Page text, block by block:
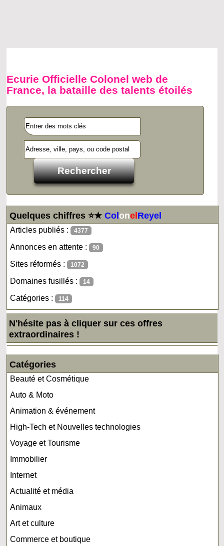
Ecurie Officielle Colonel web de
France, la bataille des talents étoilés
Quelques chiffres ⭐★ColonelReyel
Articles publiés : 4377
Annonces en attente : 90
Sites réformés : 1072
Domaines fusillés : 14
Catégories : 114
N'hésite pas à cliquer sur ces offres
extraordinaires !
Catégories
Beauté et Cosmétique
Auto & Moto
Animation & événement
High-Tech et Nouvelles technologies
Voyage et Tourisme
Immobilier
Internet
Actualité et média
Animaux
Art et culture
Commerce et boutique